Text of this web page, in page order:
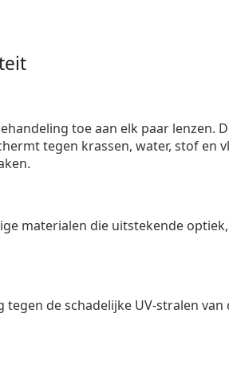
toe aan elk paar lenzen.
tegen krassen, water, stof en
materialen die uitstekende optiek,
de schadelijke UV-stralen van